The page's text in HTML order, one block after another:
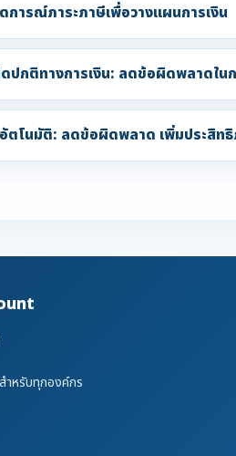
การณ์ภาระภาษีเพื่อวางแผนการเงิน
ปกติทางการเงิน: ลดข้อผิดพลาดใน
โนมัติ: ลดข้อผิดพลาด เพิ่มประสิท
ำหรับทุกองค์กร